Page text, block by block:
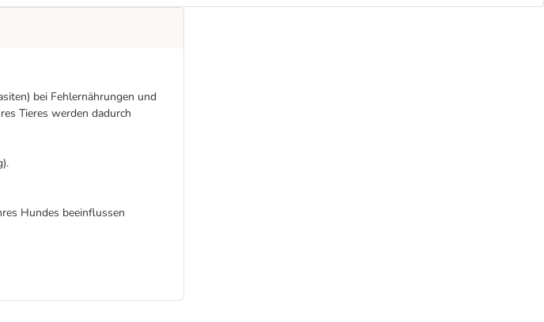
bei Fehlernährungen und
Tieres werden dadurch
Hundes beeinflussen